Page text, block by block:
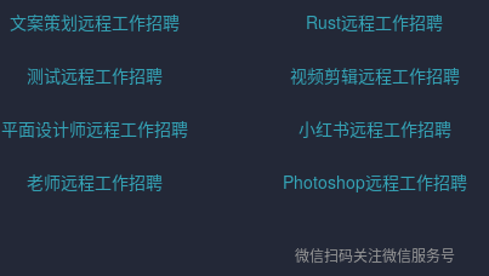
文案策划远程工作招聘 Rust远程工作招聘
测试远程工作招聘 视频剪辑远程工作招聘
平面设计师远程工作招聘 小红书远程工作招聘
老师远程工作招聘 Photoshop远程工作招聘
微信扫码关注微信服务号